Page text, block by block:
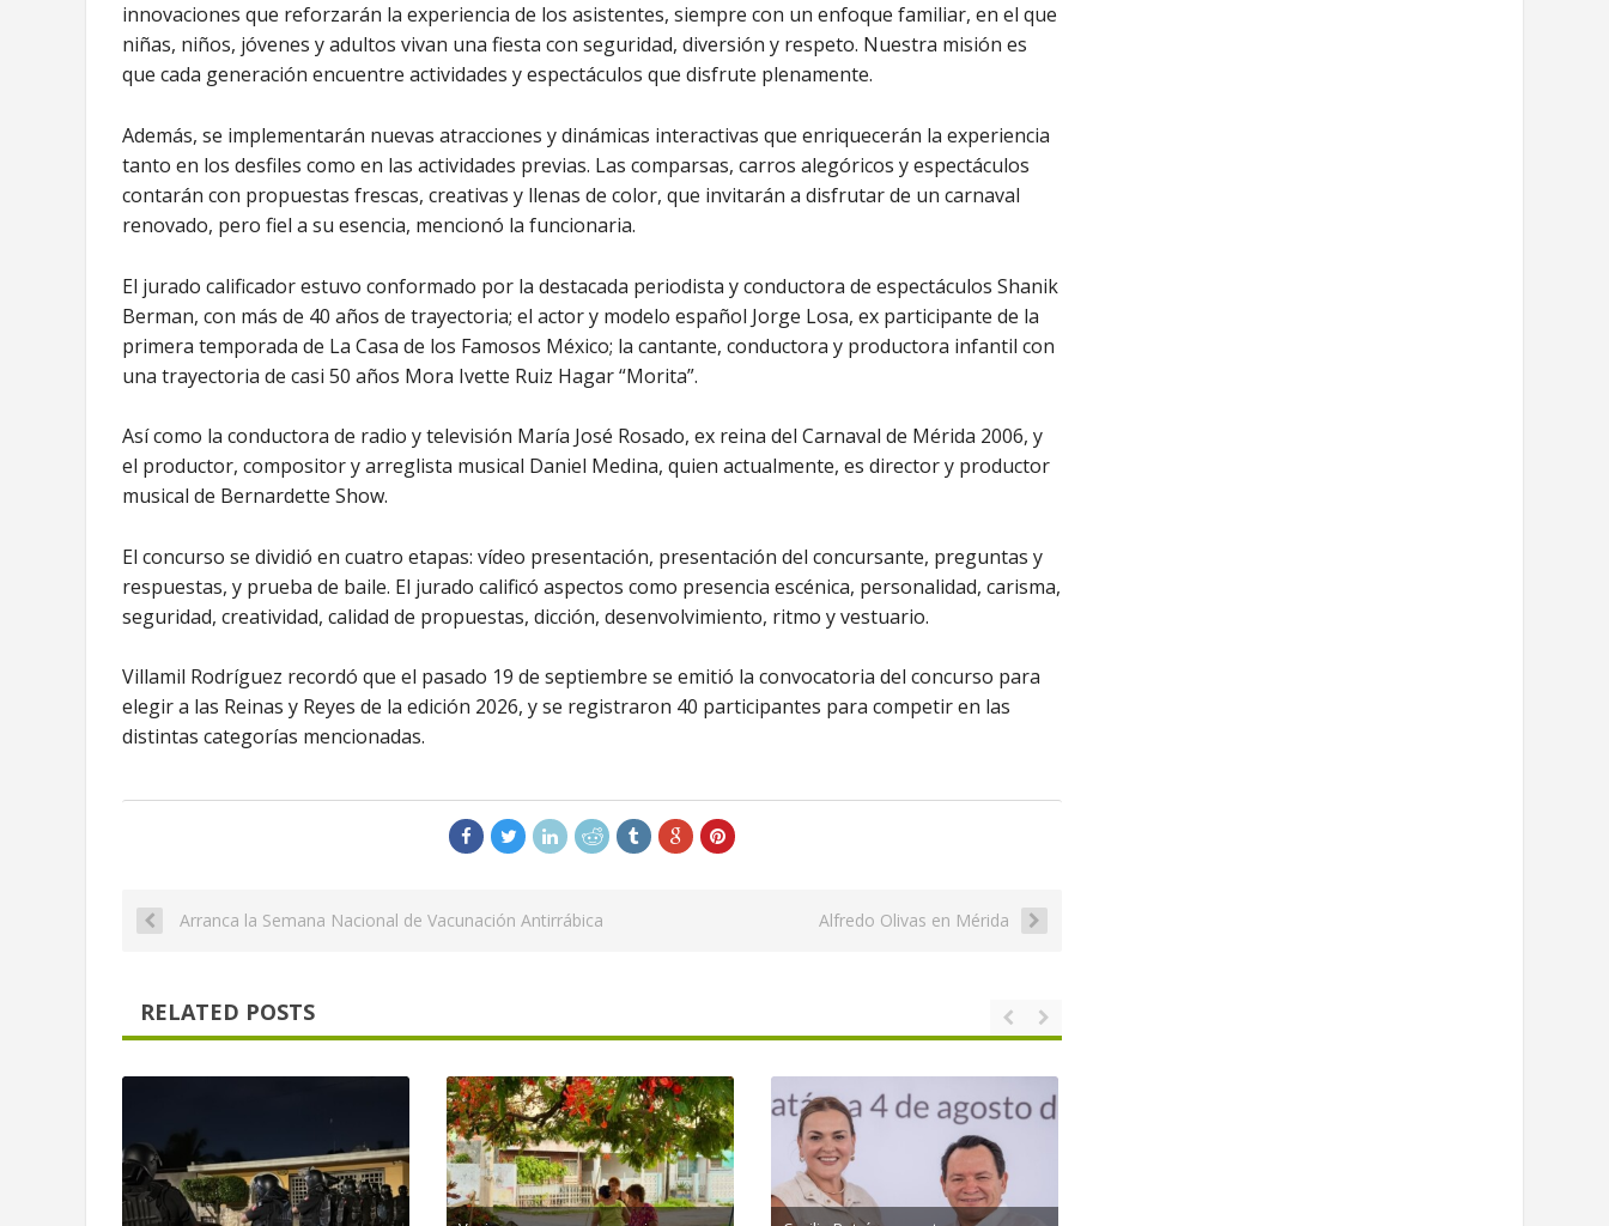
innovaciones que reforzarán la experiencia de los asistentes, siempre con un enfoque familiar, en el que
niñas, niños, jóvenes y adultos vivan una fiesta con seguridad, diversión y respeto. Nuestra misión es
que cada generación encuentre actividades y espectáculos que disfrute plenamente.
Además, se implementarán nuevas atracciones y dinámicas interactivas que enriquecerán la experiencia
tanto en los desfiles como en las actividades previas. Las comparsas, carros alegóricos y espectáculos
contarán con propuestas frescas, creativas y llenas de color, que invitarán a disfrutar de un carnaval
renovado, pero fiel a su esencia, mencionó la funcionaria.
El jurado calificador estuvo conformado por la destacada periodista y conductora de espectáculos Shanik
Berman, con más de 40 años de trayectoria; el actor y modelo español Jorge Losa, ex participante de la
primera temporada de La Casa de los Famosos México; la cantante, conductora y productora infantil con
una trayectoria de casi 50 años Mora Ivette Ruiz Hagar “Morita”.
Así como la conductora de radio y televisión María José Rosado, ex reina del Carnaval de Mérida 2006, y
el productor, compositor y arreglista musical Daniel Medina, quien actualmente, es director y productor
musical de Bernardette Show.
El concurso se dividió en cuatro etapas: vídeo presentación, presentación del concursante, preguntas y
respuestas, y prueba de baile. El jurado calificó aspectos como presencia escénica, personalidad, carisma,
seguridad, creatividad, calidad de propuestas, dicción, desenvolvimiento, ritmo y vestuario.
Villamil Rodríguez recordó que el pasado 19 de septiembre se emitió la convocatoria del concurso para
elegir a las Reinas y Reyes de la edición 2026, y se registraron 40 participantes para competir en las
distintas categorías mencionadas.
Arranca la Semana Nacional de Vacunación Antirrábica Alfredo Olivas en Mérida
RELATED POSTS